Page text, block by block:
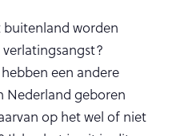
worden
een andere
Nederland geboren
op het wel of niet